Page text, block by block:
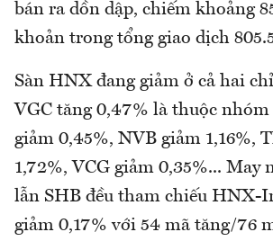
bán ra dồn dập, chiếm khoảng
khoản trong tổng giao dịch
Sàn HNX đang giảm ở cả hai
VGC tăng 0,47% là thuộc nhóm
giảm 0,45%, NVB giảm 1,16%,
1,72%, VCG giảm 0,35%... May
lẫn SHB đều tham chiếu HNX-
giảm 0,17% với 54 mã tăng/76